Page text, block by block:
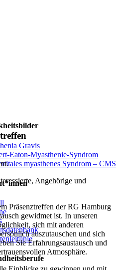
Gravis
Eaton-Myasthenie-Syndrom
myasthenes Syndrom – CMS
Angehörige und
Präsenztreffen der RG Hamburg
gewidmet ist. In unseren
sich mit anderen
auszutauschen und sich
Sie Erfahrungsaustausch und
Atmosphäre.